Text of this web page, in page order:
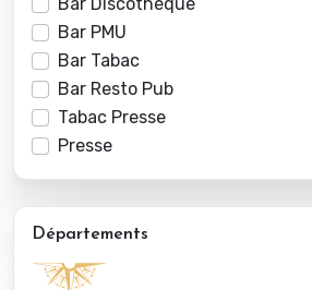
Bar PMU
Bar Tabac
Bar Resto Pub
Tabac Presse
Presse
Départements